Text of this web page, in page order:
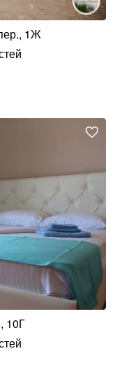
1Ж
10Г